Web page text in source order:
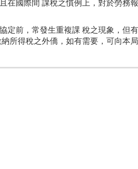
在國際間 課稅之慣例上，對於勞務
前，常發生重複課 稅之現象，但
所得稅之外僑，如有需要，可向本